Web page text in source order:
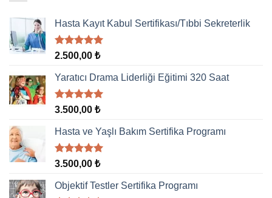
Hasta Kayıt Kabul Sertifikası/Tıbbi Sekreterlik
5 üzerinden
aldı
2.500,00 ₺
Yaratıcı Drama Liderliği Eğitimi 320 Saat
5 üzerinden
aldı
3.500,00 ₺
Hasta ve Yaşlı Bakım Sertifika Programı
5 üzerinden
aldı
3.500,00 ₺
Objektif Testler Sertifika Programı